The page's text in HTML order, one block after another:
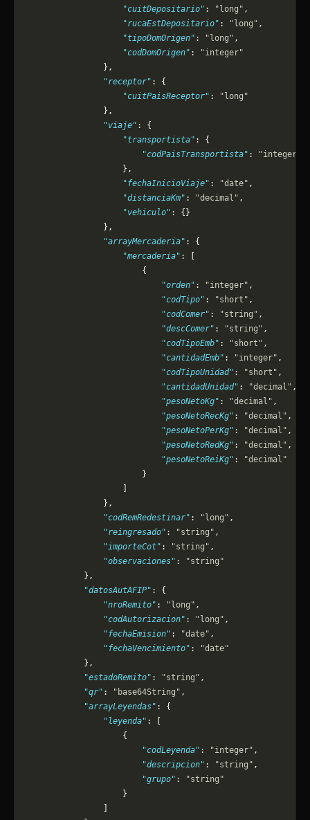
                    "cuitDepositario"
: "long" ,
                    "rucaEstDepositario"
: "long" ,
                    "tipoDomOrigen"
: "long" ,
                    "codDomOrigen"
:
"integer"
                },
                "receptor"
: {
                    "cuitPaisReceptor"
:
"long"
                },
                "viaje"
: {
                    "transportista"
: {
                        "codPaisTransportista"
:
"integer"
                    },
                    "fechaInicioViaje"
: "date" ,
                    "distanciaKm"
: "decimal" ,
                    "vehiculo"
: {}
                },
                "arrayMercaderia"
: {
                    "mercaderia"
: [
                        {
                            "orden"
: "integer" ,
                            "codTipo"
: "short" ,
                            "codComer"
: "string" ,
                            "descComer"
: "string" ,
                            "codTipoEmb"
: "short" ,
                            "cantidadEmb"
: "integer" ,
                            "codTipoUnidad"
: "short" ,
                            "cantidadUnidad"
: "decimal" ,
                            "pesoNetoKg"
: "decimal" ,
                            "pesoNetoRecKg"
: "decimal" ,
                            "pesoNetoPerKg"
: "decimal" ,
                            "pesoNetoRedKg"
: "decimal" ,
                            "pesoNetoReiKg"
:
"decimal"
                        }
                },
                "codRemRedestinar"
: "long" ,
                "reingresado"
: "string" ,
                "importeCot"
: "string" ,
                "observaciones"
:
"string"
            },
            "datosAutAFIP"
: {
                "nroRemito"
: "long" ,
                "codAutorizacion"
: "long" ,
                "fechaEmision"
: "date" ,
                "fechaVencimiento"
:
"date"
            },
            "estadoRemito"
: "string" ,
            "qr"
: "base64String" ,
            "arrayLeyendas"
: {
                "leyenda"
: [
                    {
                        "codLeyenda"
: "integer" ,
                        "descripcion"
: "string" ,
                        "grupo"
:
"string"
                    }